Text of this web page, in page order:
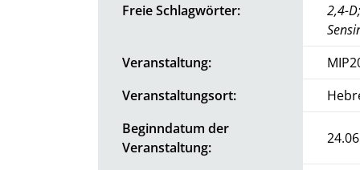
Freie Schlagwörter:
2,4-
Veranstaltung:
Veranstaltungsort:
Beginndatum der
Veranstaltung: